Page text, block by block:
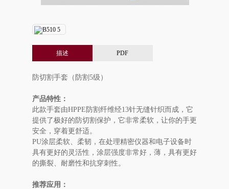
描述 PDF
防切割手套（防割5级）
产品特性：
此款手套由HPPE防割纤维经13针无缝针织而成，它
提供了极好的防切割保护，它非常柔软，让你的手更
安全，穿着更舒适。
PU涂层柔软、柔韧，在处理精密仪器和电子设备时
具有更好的灵活性，涂层强度非常好，薄，具有更好
的撕裂、耐磨性和抗穿刺性。
推荐应用：